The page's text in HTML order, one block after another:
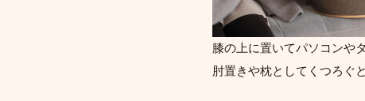
膝の上に置いてパソコンや
肘置きや枕としてくつろぐ